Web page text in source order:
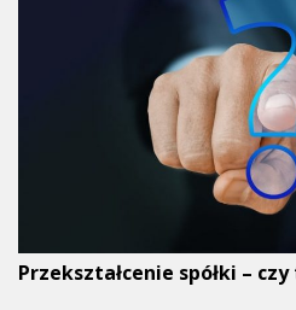
Przekształcenie spółki –